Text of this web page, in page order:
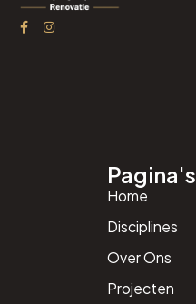
Pagina's
Home
Disciplines
Over Ons
Projecten